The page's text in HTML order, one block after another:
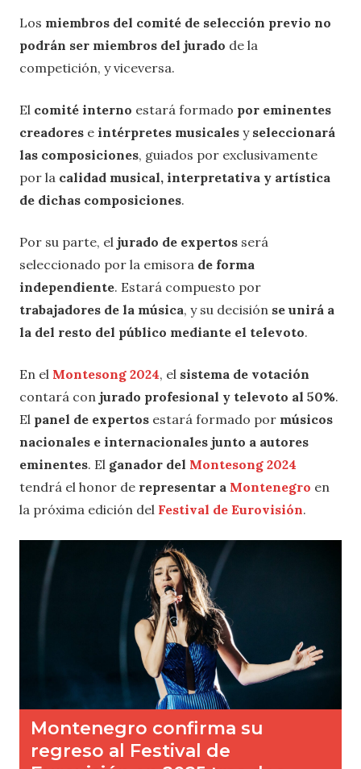
Los miembros del comité de selección previo no
podrán ser miembros del jurado de la
competición, y viceversa.
El comité interno estará formado por eminentes
creadores e intérpretes musicales y seleccionará
las composiciones, guiados por exclusivamente
por la calidad musical, interpretativa y artística
de dichas composiciones.
Por su parte, el jurado de expertos será
seleccionado por la emisora de forma
independiente. Estará compuesto por
trabajadores de la música, y su decisión se unirá a
la del resto del público mediante el televoto.
En el Montesong 2024, el sistema de votación
contará con jurado profesional y televoto al 50%.
El panel de expertos estará formado por músicos
nacionales e internacionales junto a autores
eminentes. El ganador del Montesong 2024
tendrá el honor de representar a Montenegro en
la próxima edición del Festival de Eurovisión.